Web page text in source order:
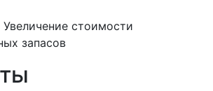
стоимости
запасов